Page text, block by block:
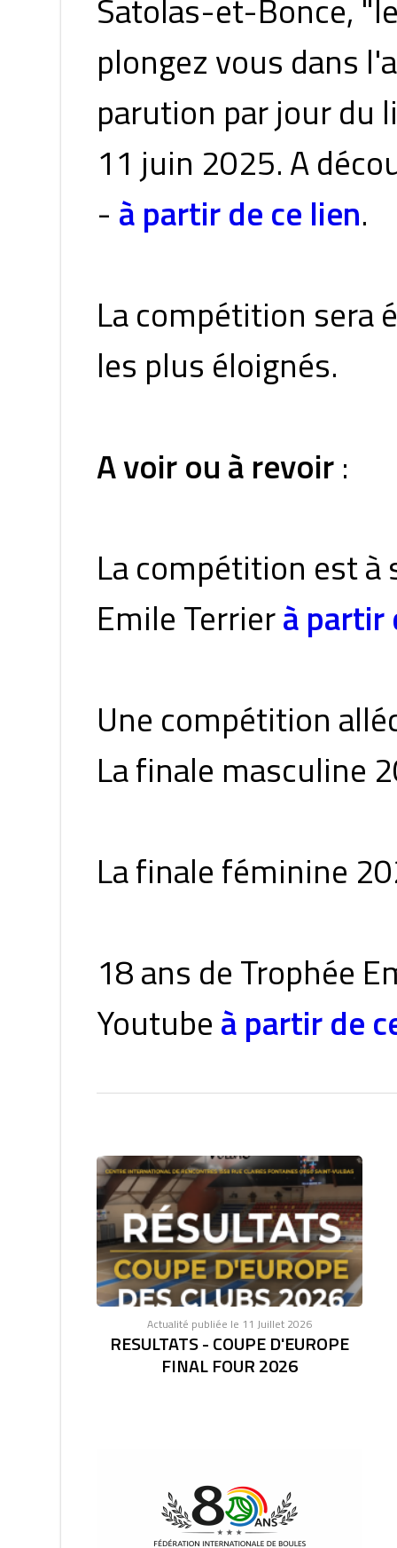
Satolas-et-Bonce,
plongez vous dans
parution par jour du
11 juin 2025. A
- à partir de ce lien.
La compétition sera
les plus éloignés.
A voir ou à revoir:
La compétition est à
Emile Terrierà partir
Une compétition
La finale masculine
La finale féminine
18 ans de Trophée
Youtubeà partir de
Actualité publiée le 11 Juillet 2026
RESULTATS - COUPE D'EUROPE
FINAL FOUR 2026